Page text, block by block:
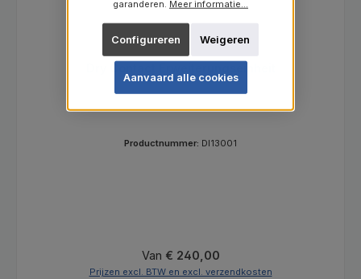
Productnummer: DI13001
Normale prijs:
Van € 240,00
Prijzen excl. BTW en excl. verzendkosten
garanderen. Meer informatie...
Weigeren
Configureren
Aanvaard alle cookies